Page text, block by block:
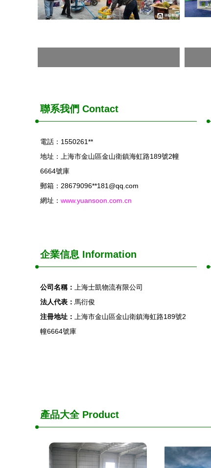
聯系我們 Contact
電話：1550261**
地址：上海市金山區金山衛鎮海虹路189號2幢
6664號庫
郵箱：28679096**181@qq.com
網址： www.yuansoon.com.cn
企業信息 Information
公司名稱：
上海士凱物流有限公司
法人代表： 馬衍俊
注冊地址：
上海市金山區金山衛鎮海虹路189號2
幢6664號庫
產品大全Product